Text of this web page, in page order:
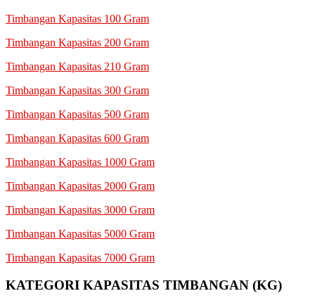
Timbangan Kapasitas 100 Gram
Timbangan Kapasitas 200 Gram
Timbangan Kapasitas 210 Gram
Timbangan Kapasitas 300 Gram
Timbangan Kapasitas 500 Gram
Timbangan Kapasitas 600 Gram
Timbangan Kapasitas 1000 Gram
Timbangan Kapasitas 2000 Gram
Timbangan Kapasitas 3000 Gram
Timbangan Kapasitas 5000 Gram
Timbangan Kapasitas 7000 Gram
KATEGORI KAPASITAS TIMBANGAN (KG)